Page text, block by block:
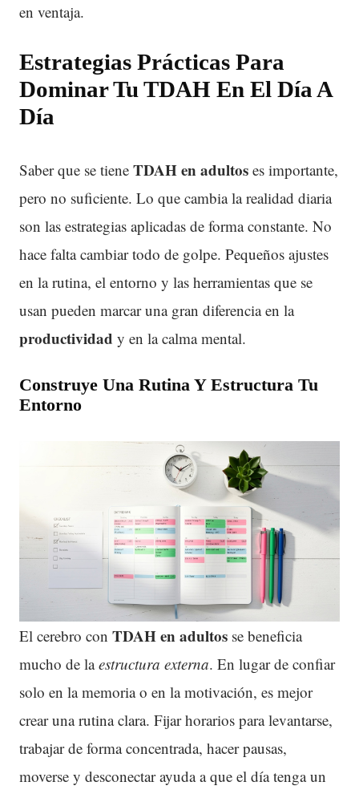
en ventaja.
Estrategias Prácticas Para
Dominar TuTDAH En El Día A
Día
Saber que se tiene TDAHen adultos es importante,
pero no suficiente. Lo que cambia la realidad diaria
son las estrategias aplicadas de forma constante. No
hace falta cambiar todo de golpe. Pequeños ajustes
en la rutina, el entorno y las herramientas que se
usan pueden marcar una gran diferencia en la
productividad y en la calma mental.
Construye Una Rutina Y Estructura Tu
Entorno
El cerebro con TDAHen adultos se beneficia
mucho de laestructura externa. En lugar de confiar
solo en la memoria o en la motivación, es mejor
crear una rutina clara. Fijar horarios para levantarse,
trabajar de forma concentrada, hacer pausas,
moverse y desconectar ayuda a que el día tenga un